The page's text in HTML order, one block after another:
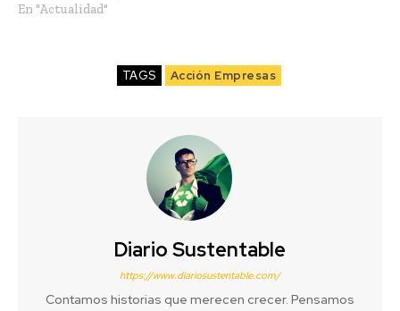
En "Actualidad"
TAGS Acción Empresas
Diario Sustentable
https://www.diariosustentable.com/
Contamos historias que merecen crecer. Pensamos